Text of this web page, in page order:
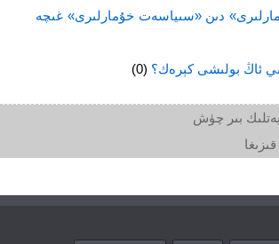
دىن «سىياسەت خۇمارلىرى» غىچە
ئاڭ بولىشى كېرەك؟ (0)
بىر چۈش